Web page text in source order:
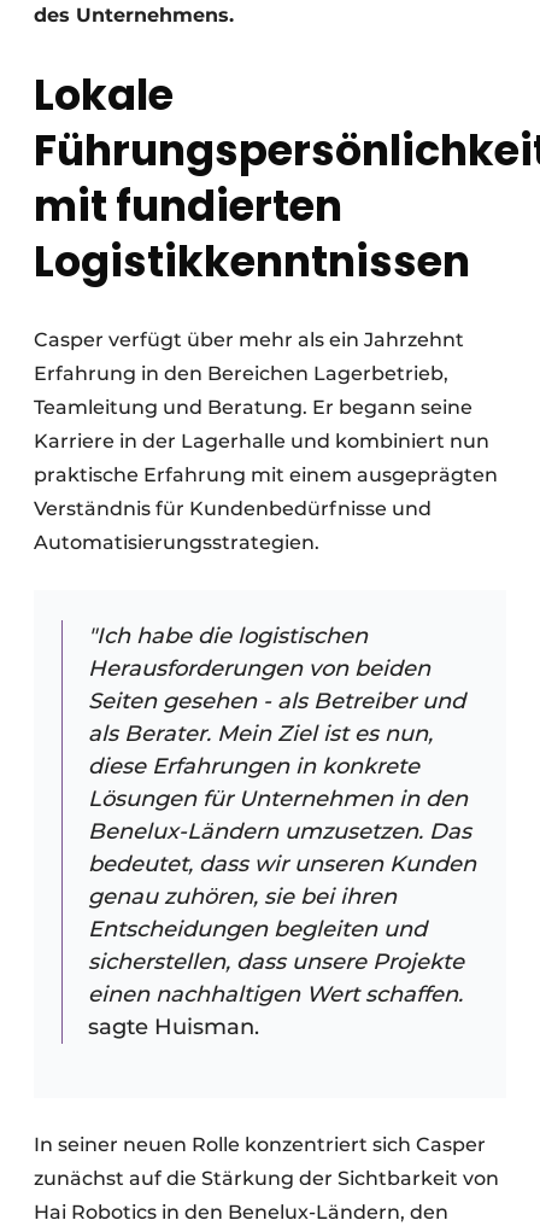
des Unternehmens.
Lokale
mit fundierten
Logistikkenntnissen
Casper verfügt über mehr als ein Jahrzehnt
Erfahrung in den Bereichen Lagerbetrieb,
Teamleitung und Beratung. Er begann seine
Karriere in der Lagerhalle und kombiniert nun
praktische Erfahrung mit einem ausgeprägten
Verständnis für Kundenbedürfnisse und
Automatisierungsstrategien.
"Ich habe die logistischen
Herausforderungen von beiden
Seiten gesehen - als Betreiber und
als Berater. Mein Ziel ist es nun,
diese Erfahrungen in konkrete
Lösungen für Unternehmen in den
Benelux-Ländern umzusetzen. Das
bedeutet, dass wir unseren Kunden
genau zuhören, sie bei ihren
Entscheidungen begleiten und
sicherstellen, dass unsere Projekte
einen nachhaltigen Wert schaffen.
sagte Huisman.
In seiner neuen Rolle konzentriert sich Casper
zunächst auf die Stärkung der Sichtbarkeit von
Hai Robotics in den Benelux-Ländern, den